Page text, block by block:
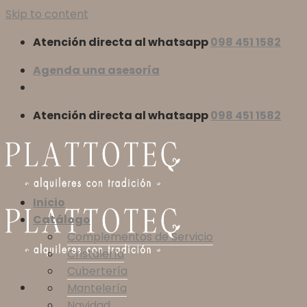
Skip to content
Atención directa al whatsapp098 451 1582
Agenda una asesoría
Atención directa al whatsapp098 451 1582
Inicio
Catálogo
Complementos de Servicio
Cristalería
Cubertería
Mantelería